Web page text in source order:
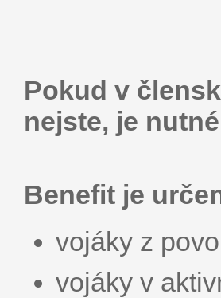
Pokud v
nejste, je
Benefit je
vojáky z
vojáky v